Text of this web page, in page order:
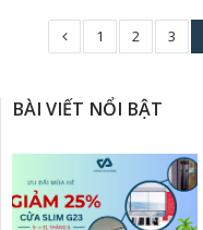
1 2 3
BÀI VIẾT NỔI BẬT